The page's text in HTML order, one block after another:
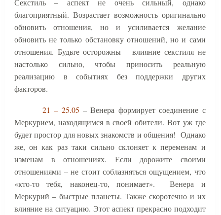
Секстиль – аспект не очень сильный, однако
благоприятный. Возрастает возможность оригинально
обновить отношения, но и усиливается желание
обновить не только обстановку отношений, но и сами
отношения. Будьте осторожны – влияние секстиля не
настолько сильно, чтобы приносить реальную
реализацию в событиях без поддержки других
факторов.
21 – 25.05 – Венера формирует соединение с
Меркурием, находящимся в своей обители. Вот уж где
будет простор для новых знакомств и общения! Однако
же, он как раз таки сильно склоняет к переменам и
изменам в отношениях. Если дорожите своими
отношениями – не стоит соблазняться ощущением, что
«кто-то тебя, наконец-то, понимает».
Венера и
Меркурий – быстрые планеты. Также скоротечно и их
влияние на ситуацию. Этот аспект прекрасно подходит